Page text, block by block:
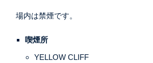
場内は禁煙です。
喫煙所
YELLOW CLIFF